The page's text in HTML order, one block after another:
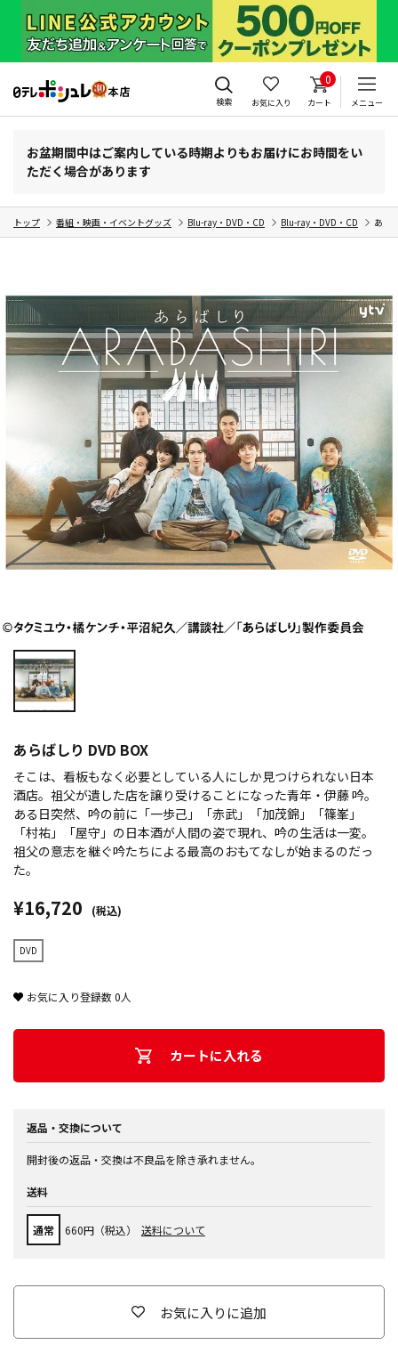
検索 お気に入り
0
カート メニュー
お盆期間中はご案内している時期よりもお届けにお時間をい
ただく場合があります
トップ 番組・映画・イベントグッズ Blu-ray・DVD・CD Blu-ray・DVD・CD あら
あらばしり DVD BOX
そこは、看板もなく必要としている人にしか見つけられない日本
酒店。祖父が遺した店を譲り受けることになった青年・伊藤 吟。
ある日突然、吟の前に「一歩己」「赤武」「加茂錦」「篠峯」
「村祐」「屋守」の日本酒が人間の姿で現れ、吟の生活は一変。
祖父の意志を継ぐ吟たちによる最高のおもてなしが始まるのだっ
た。
¥16,720 (税込)
DVD
お気に入り登録数0人
カートに入れる
返品・交換について
開封後の返品・交換は不良品を除き承れません。
送料
通常 660円（税込） 送料について
お気に入りに追加